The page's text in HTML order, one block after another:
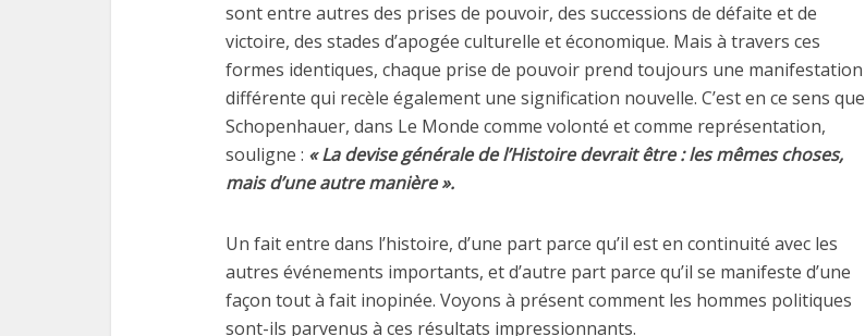
sont entre autres des prises de pouvoir, des successions de défaite et de
victoire, des stades d’apogée culturelle et économique. Mais à travers ces
formes identiques, chaque prise de pouvoir prend toujours une manifestation
différente qui recèle également une signification nouvelle. C’est en ce sens que
Schopenhauer, dans Le Monde comme volonté et comme représentation,
souligne : « La devise générale de l’Histoire devrait être : les mêmes choses,
mais d’une autre manière ».
Un fait entre dans l’histoire, d’une part parce qu’il est en continuité avec les
autres événements importants, et d’autre part parce qu’il se manifeste d’une
façon tout à fait inopinée. Voyons à présent comment les hommes politiques
sont-ils parvenus à ces résultats impressionnants.